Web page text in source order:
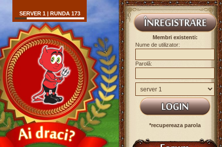
SERVER 1 | RUNDA 173
Membri existenti:
Nume de utilizator:
Parolă:
*recupereaza parola